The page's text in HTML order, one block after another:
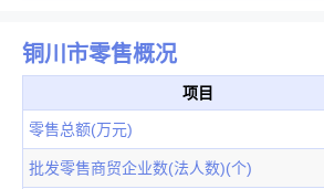
铜川市零售概况
项目
零售总额(万元)
批发零售商贸企业数(法人数)(个)